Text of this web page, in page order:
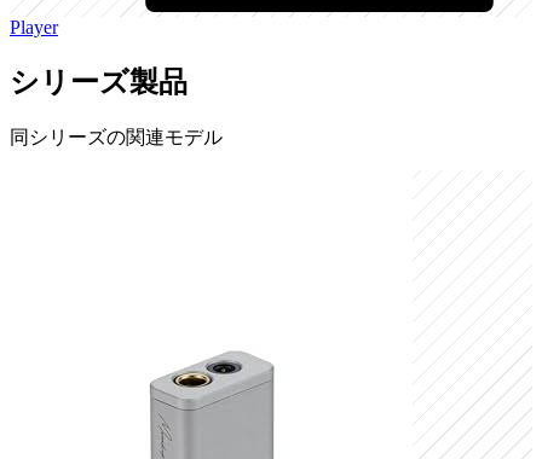
Player
シリーズ製品
同シリーズの関連モデル